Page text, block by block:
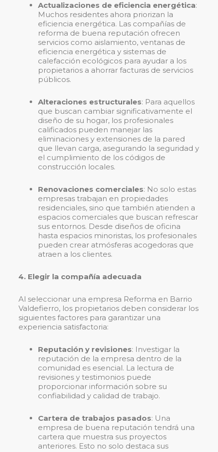
Actualizaciones de eficiencia energética:
Muchos residentes ahora priorizan la
eficiencia energética. Las compañías de
reforma de buena reputación ofrecen
servicios como aislamiento, ventanas de
eficiencia energética y sistemas de
calefacción ecológicos para ayudar a los
propietarios a ahorrar facturas de servicios
públicos.
Alteraciones estructurales: Para aquellos
que buscan cambiar significativamente el
diseño de su hogar, los profesionales
calificados pueden manejar las
eliminaciones y extensiones de la pared
que llevan carga, asegurando la seguridad y
el cumplimiento de los códigos de
construcción locales.
Renovaciones comerciales: No solo estas
empresas trabajan en propiedades
residenciales, sino que también atienden a
espacios comerciales que buscan refrescar
sus entornos. Desde diseños de oficina
hasta espacios minoristas, los profesionales
pueden crear atmósferas acogedoras que
atraen a los clientes.
4. Elegir la compañía adecuada
Al seleccionar una empresa Reforma en Barrio
Valdefierro, los propietarios deben considerar los
siguientes factores para garantizar una
experiencia satisfactoria:
Reputación y revisiones: Investigar la
reputación de la empresa dentro de la
comunidad es esencial. La lectura de
revisiones y testimonios puede
proporcionar información sobre su
confiabilidad y calidad de trabajo.
Cartera de trabajos pasados: Una
empresa de buena reputación tendrá una
cartera que muestra sus proyectos
anteriores. Esto no solo destaca sus